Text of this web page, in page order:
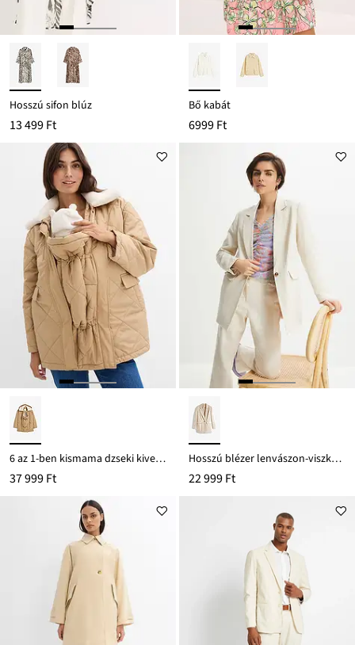
Hosszú sifon blúz
13 499 Ft
Bő kabát
6999 Ft
6 az 1-ben kismama dzseki kivehető mellénnyel és baba betéttel
37 999 Ft
Hosszú blézer lenvászon-viszkóz keverékből
22 999 Ft